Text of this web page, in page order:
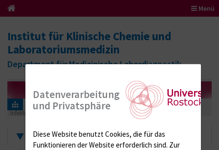
Menü
Institut für Klinische Chemie und
Laboratoriumsmedizin
Department für Medizinische Labordiagnostik
Informationen für Einsender
Ringversuchszertifikate
Infektionsserologie
334 (Hepatitis B)
Zertifikate
Datenverarbeitung
und Privatsphäre
Diese Website benutzt Cookies, die für das
Funktionieren der Website erforderlich sind. Zur